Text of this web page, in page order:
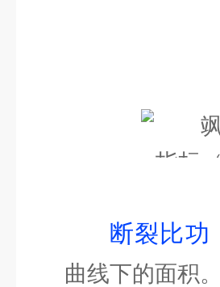
断裂比功
曲线下的面积。